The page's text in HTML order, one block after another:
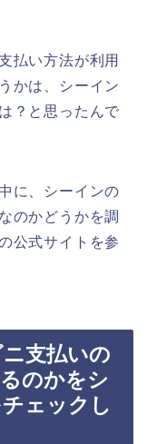
払い方法が利用
かは、シーイン
？と思ったんで
に、シーインの
のかどうかを調
公式サイトを参
支払いの
のかをシ
ェックし